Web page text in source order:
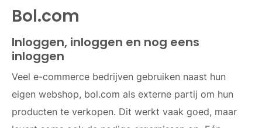
Bol.com
Inloggen, inloggen en nog eens
inloggen
Veel e-commerce bedrijven gebruiken naast hun
eigen webshop, bol.com als externe partij om hun
producten te verkopen. Dit werkt vaak goed, maar